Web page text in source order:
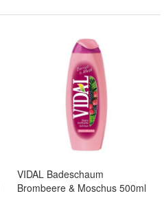
VIDAL Badeschaum
Brombeere & Moschus 500ml